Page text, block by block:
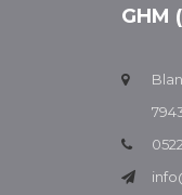
GHM